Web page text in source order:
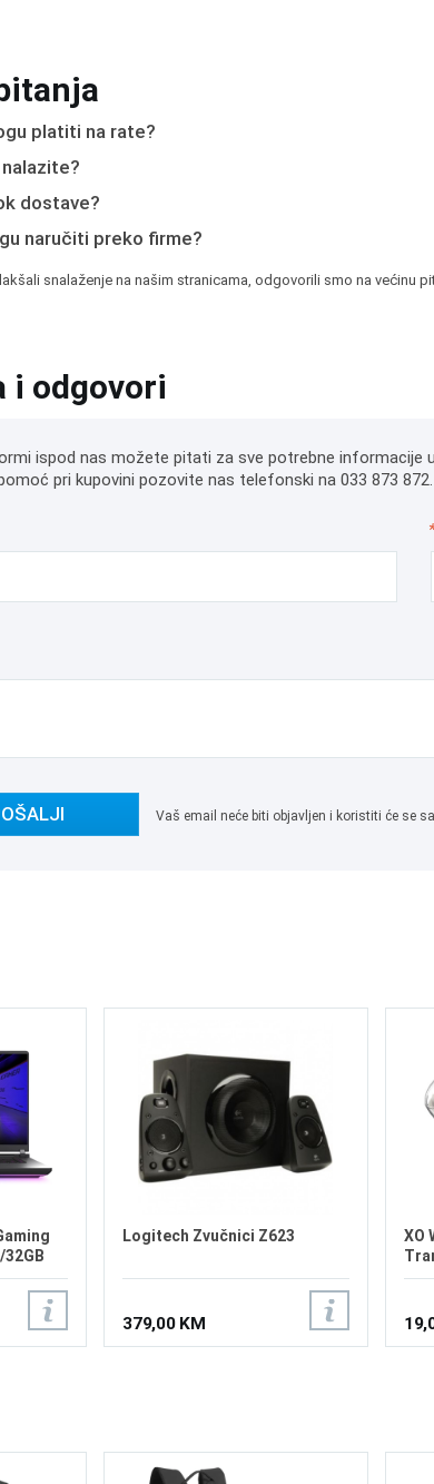
platiti na rate?
dostave?
naručiti preko firme?
snalaženje na našim stranicama, odgovorili smo na većinu
i odgovori
ispod nas možete pitati za sve potrebne informacije
pri kupovini pozovite nas telefonski na 033 873 872.
*
Vaš email neće biti objavljen i koristiti će se
32GB
Logitech Zvučnici Z623
379,00 KM
XO